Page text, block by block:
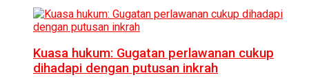
Kuasa hukum: Gugatan perlawanan cukup
dihadapi dengan putusan inkrah